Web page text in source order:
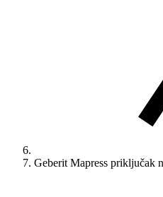
Geberit Mapress priključak